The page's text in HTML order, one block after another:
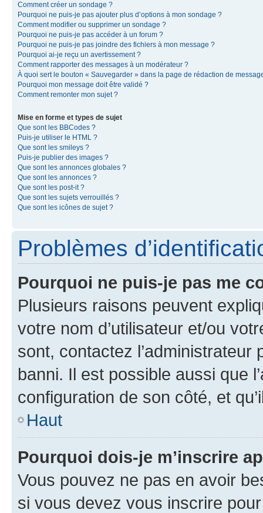
Comment créer un sondage ?
Pourquoi ne puis-je pas ajouter plus d’options à mon sondage ?
Comment modifier ou supprimer un sondage ?
Pourquoi ne puis-je pas accéder à un forum ?
Pourquoi ne puis-je pas joindre des fichiers à mon message ?
Pourquoi ai-je reçu un avertissement ?
Comment rapporter des messages à un modérateur ?
À quoi sert le bouton « Sauvegarder » dans la page de rédaction de
Pourquoi mon message doit être validé ?
Comment remonter mon sujet ?
Mise en forme et types de sujet
Que sont les BBCodes ?
Puis-je utiliser le HTML ?
Que sont les smileys ?
Puis-je publier des images ?
Que sont les annonces globales ?
Que sont les annonces ?
Que sont les post-it ?
Que sont les sujets verrouillés ?
Que sont les icônes de sujet ?
Problèmes
Pourquoi ne puis-je pas me
Plusieurs raisons peuvent
votre nom d’utilisateur et/ou
sont, contactez l’administrateur
banni. Il est possible aussi que
configuration de son côté, et
Haut
Pourquoi dois-je m’inscrire
Vous pouvez ne pas en avoir
si vous devez vous inscrire